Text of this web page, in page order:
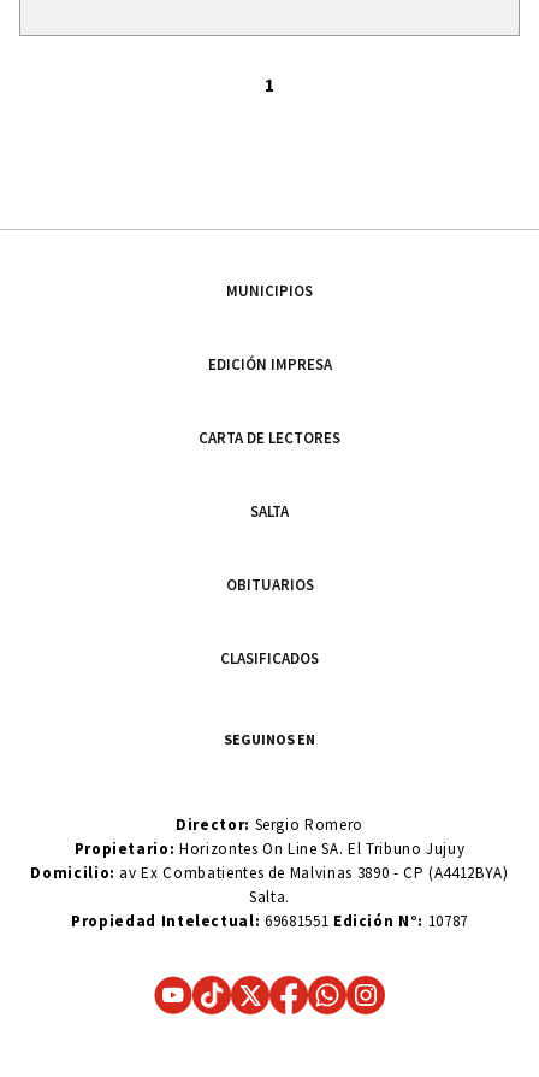
1
MUNICIPIOS
EDICIÓN IMPRESA
CARTA DE LECTORES
SALTA
OBITUARIOS
CLASIFICADOS
SEGUINOS EN
Director: Sergio Romero
Propietario:Horizontes On Line SA. El Tribuno Jujuy
Domicilio: av Ex Combatientes de Malvinas 3890 - CP (A4412BYA)
Salta.
Propiedad Intelectual: 69681551 Edición N°: 10787